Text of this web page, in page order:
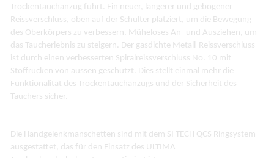
Trockentauchanzug führt. Ein neuer, längerer und gebogener
Reissverschluss, oben auf der Schulter platziert, um die Bewegung
des Oberkörpers zu verbessern. Müheloses An- und Ausziehen, um
das Taucherlebnis zu steigern. Der gasdichte Metall-Reissverschluss
ist durch einen verbesserten Spiralreissverschluss No. 10 mit
Stoffrücken von aussen geschützt. Dies stellt einmal mehr die
Funktionalität des Trockentauchanzugs und der Sicherheit des
Tauchers sicher.
Die Handgelenkmanschetten sind mit dem SI TECH QCS Ringsystem
ausgestattet, das für den Einsatz des ULTIMA